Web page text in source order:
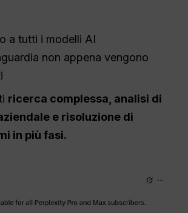
a tutti i modelli AI
non appena vengono
ricerca complessa, analisi di
e risoluzione di
in più fasi.